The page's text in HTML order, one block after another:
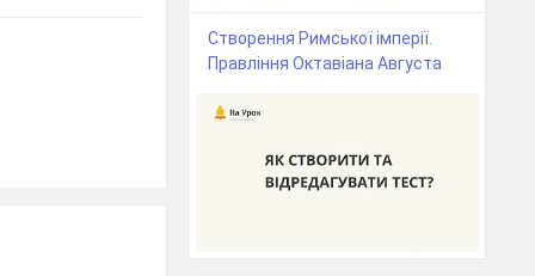
Створення Римської імперії.
Правління Октавіана Августа